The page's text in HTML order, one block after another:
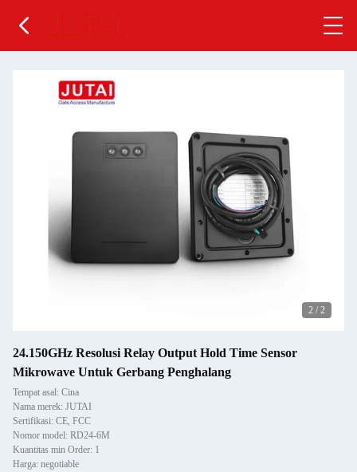
2 / 2
24.150GHz Resolusi Relay Output Hold Time Sensor
Mikrowave Untuk Gerbang Penghalang
Tempat asal: Cina
Nama merek: JUTAI
Sertifikasi: CE, FCC
Nomor model: RD24-6M
Kuantitas min Order: 1
Harga: negotiable